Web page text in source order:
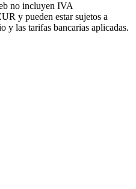
no incluyen IVA
y pueden estar sujetos a
y las tarifas bancarias aplicadas.